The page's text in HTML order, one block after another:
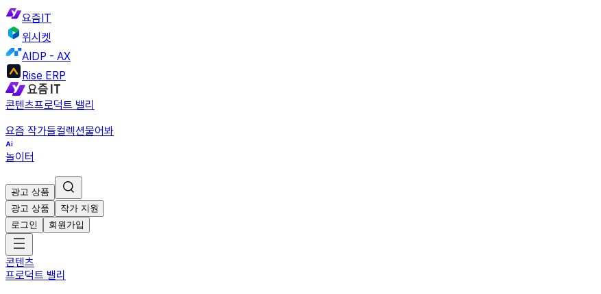
요즘IT
위시켓
AIDP - AX
Rise ERP
콘텐츠프로덕트 밸리
요즘 작가들컬렉션물어봐
놀이터
광고 상품
광고 상품
작가 지원
로그인
회원가입
콘텐츠
프로덕트 밸리